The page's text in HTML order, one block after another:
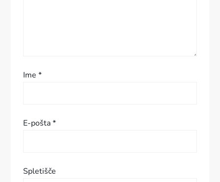
p
v
a
Ime*
E-pošta*
Spletišče